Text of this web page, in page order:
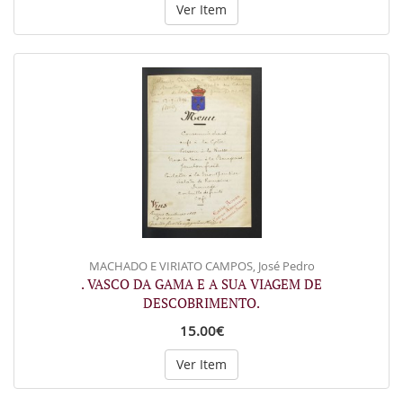
Ver Item
MACHADO E VIRIATO CAMPOS, José Pedro
. VASCO DA GAMA E A SUA VIAGEM DE
DESCOBRIMENTO.
15.00€
Ver Item